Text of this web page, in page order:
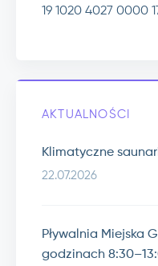
19 1020 4027 0000
AKTUALNOŚCI
Klimatyczne
22.07.2026
Pływalnia Miejska
godzinach